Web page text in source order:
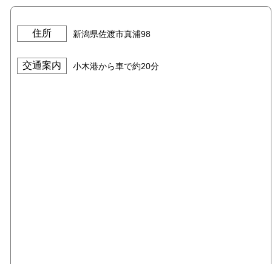
住所 新潟県佐渡市真浦98
交通案内 小木港から車で約20分